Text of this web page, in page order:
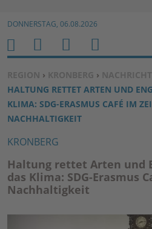
Zum Inhalt
DONNERSTAG, 06.08.2026
SIE BEFINDEN SICH HIER:
REGION › KRONBERG ›
HALTUNG RETTET ARTEN UND
KLIMA: SDG-ERASMUS CAFÉ IM
NACHHALTIGKEIT
KRONBERG
Haltung rettet Arten und
das Klima: SDG-Erasmus
Nachhaltigkeit
H
O
M
E
M
E
N
U
S
U
C
H
E
B
E
N
U
R
F